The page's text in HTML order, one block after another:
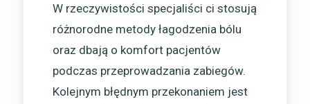
W rzeczywistości specjaliści ci stosują
różnorodne metody łagodzenia bólu
oraz dbają o komfort pacjentów
podczas przeprowadzania zabiegów.
Kolejnym błędnym przekonaniem jest